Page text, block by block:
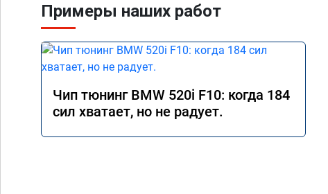
Примеры наших работ
Чип тюнинг BMW 520i F10: когда 184
сил хватает, но не радует.